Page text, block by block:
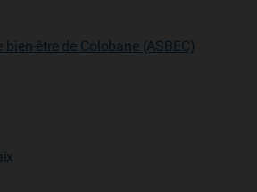
être de Colobane (ASBEC)